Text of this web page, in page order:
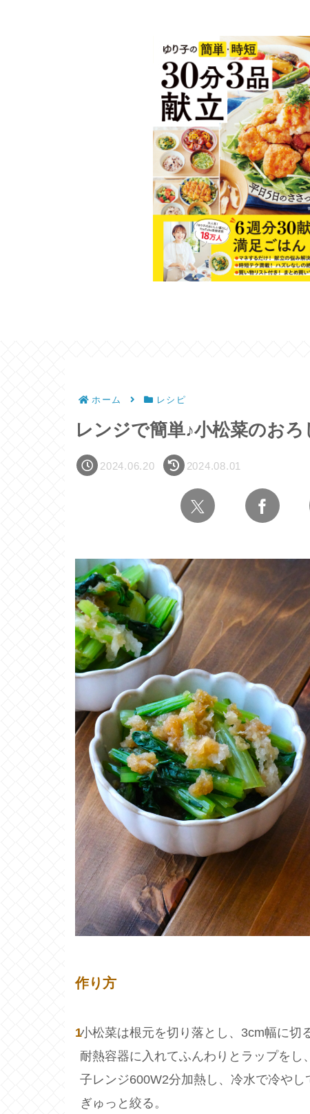
ホーム レシピ
レンジで簡単♪小松菜のおろ
2024.06.20 2024.08.01
作り方
1小松菜は根元を切り落とし、3cm幅に切
耐熱容器に入れてふんわりとラップをし
子レンジ600W2分加熱し、冷水で冷やし
ぎゅっと絞る。